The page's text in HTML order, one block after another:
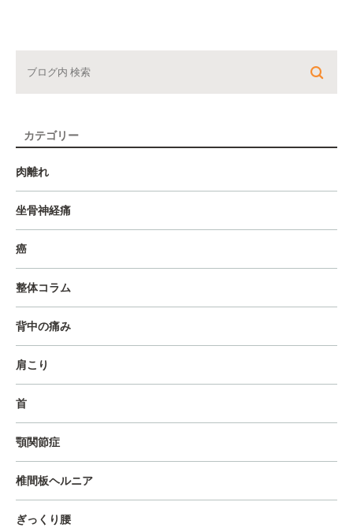
カテゴリー
肉離れ
坐骨神経痛
癌
整体コラム
背中の痛み
肩こり
首
顎関節症
椎間板ヘルニア
ぎっくり腰